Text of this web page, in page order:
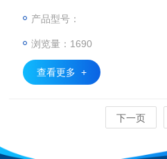
需要满足哪些要求
产品型号：
浏览量：1690
查看更多 +
下一页